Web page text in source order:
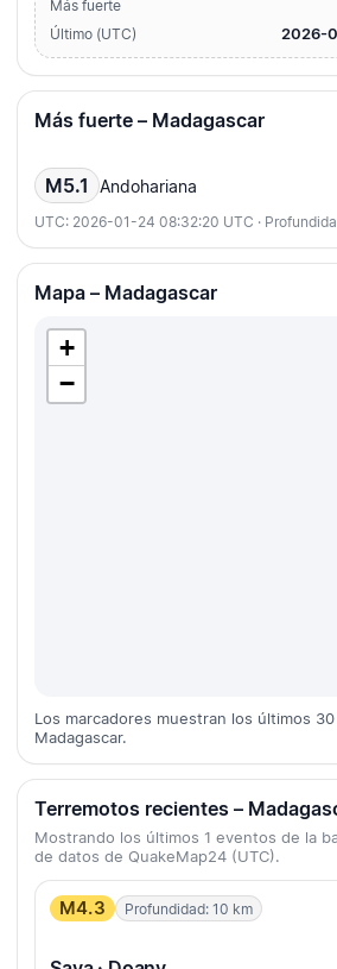
Más fuerte
Último (UTC) 2026-
Más fuerte – Madagascar
M5.1 Andohariana
UTC: 2026-01-24 08:32:20 UTC ·
Mapa – Madagascar
+
−
Los marcadores muestran los últimos
Madagascar.
Terremotos recientes –
Mostrando los últimos 1 eventos de la
de datos de QuakeMap24 (UTC).
M4.3 Profundidad: 10 km